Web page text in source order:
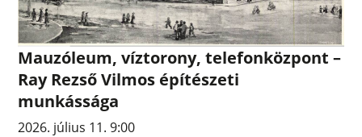
Mauzóleum, víztorony, telefonközpont –
Ray Rezső Vilmos építészeti
munkássága
2026. július 11. 9:00